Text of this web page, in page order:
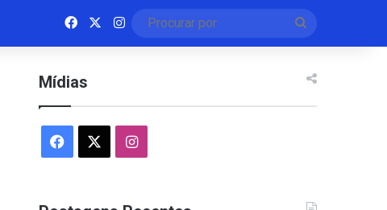
FacebookInstagram
por
Mídias
Facebook Instagram